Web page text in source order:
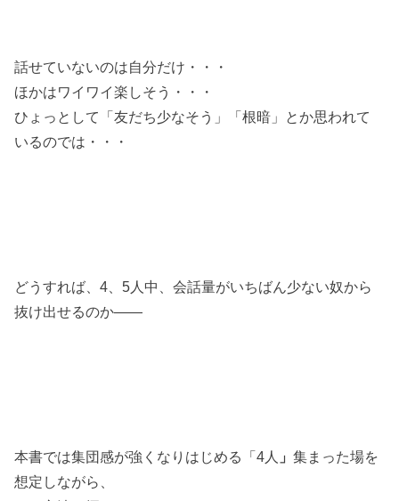
話せていないのは自分だけ・・・
ほかはワイワイ楽しそう・・・
ひょっとして「友だち少なそう」「根暗」とか思われて
いるのでは・・・
どうすれば、4、5人中、会話量がいちばん少ない奴から
抜け出せるのか――
本書では集団感が強くなりはじめる「4人 」集まった場を
想定しながら、